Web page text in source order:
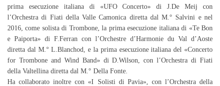
prima esecuzione italiana di «UFO Concerto» di J.De Meij con
l’Orchestra di Fiati della Valle Camonica diretta dal M.° Salvini e nel
2016, come solista di Trombone, la prima esecuzione italiana di «Te Bon
e Paiporta» di F.Ferran con l’Orchestre d’Harmonie du Val d’Aoste
diretta dal M.° L.Blanchod, e la prima esecuzione italiana del «Concerto
for Trombone and Wind Band» di D.Wilson, con l’Orchestra di Fiati
della Valtellina diretta dal M.° Della Fonte.
Ha collaborato inoltre con «I Solisti di Pavia», con l’Orchestra della